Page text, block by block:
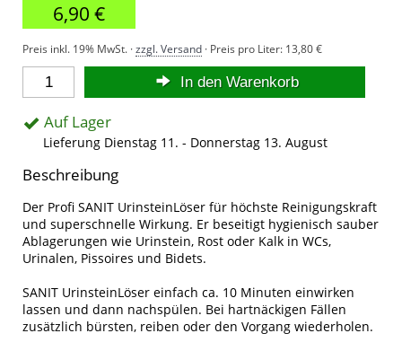
6,90 €
Preis inkl. 19% MwSt. ·zzgl. Versand · Preis pro Liter: 13,80 €
In den Warenkorb
Auf Lager
Lieferung Dienstag 11. - Donnerstag 13. August
Beschreibung
Der Profi SANIT UrinsteinLöser für höchste Reinigungskraft
und superschnelle Wirkung. Er beseitigt hygienisch sauber
Ablagerungen wie Urinstein, Rost oder Kalk in WCs,
Urinalen, Pissoires und Bidets.
SANIT UrinsteinLöser einfach ca. 10 Minuten einwirken
lassen und dann nachspülen. Bei hartnäckigen Fällen
zusätzlich bürsten, reiben oder den Vorgang wiederholen.